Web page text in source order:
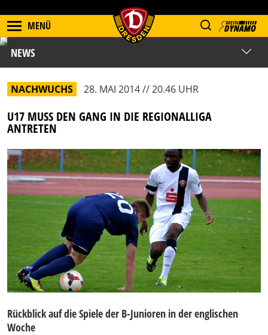
MENÜ
NEWS
NACHWUCHS 28. MAI 2014 // 20.46 UHR
U17 MUSS DEN GANG IN DIE REGIONALLIGA
ANTRETEN
Rückblick auf die Spiele der B-Junioren in der englischen
Woche